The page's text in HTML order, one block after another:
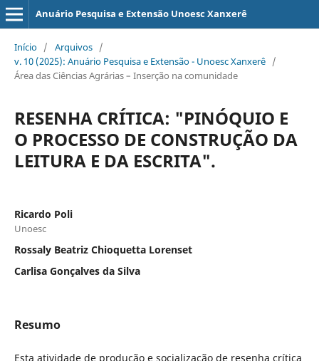
Anuário Pesquisa e Extensão Unoesc Xanxerê
Início / Arquivos /
v. 10 (2025): Anuário Pesquisa e Extensão - Unoesc Xanxerê /
Área das Ciências Agrárias – Inserção na comunidade
RESENHA CRÍTICA: "PINÓQUIO E
O PROCESSO DE CONSTRUÇÃO DA
LEITURA E DA ESCRITA".
Ricardo Poli
Unoesc
Rossaly Beatriz Chioquetta Lorenset
Carlisa Gonçalves da Silva
Resumo
Esta atividade de produção e socialização de resenha crítica